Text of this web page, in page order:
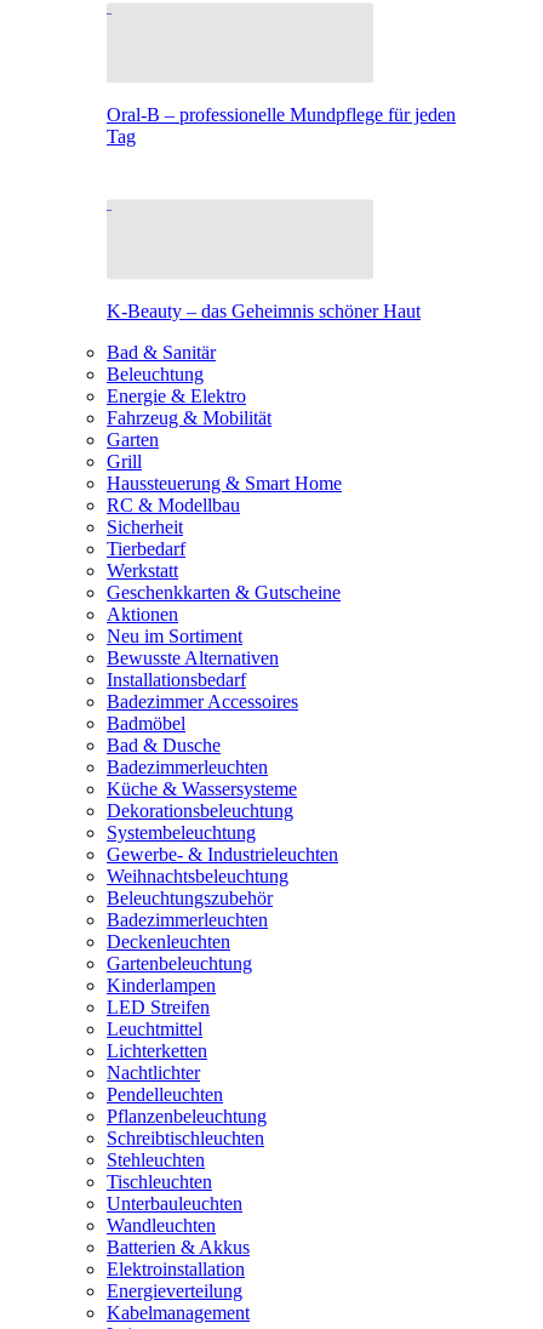
Oral-B – professionelle Mundpflege für jeden
Tag
K-Beauty – das Geheimnis schöner Haut
Bad & Sanitär
Beleuchtung
Energie & Elektro
Fahrzeug & Mobilität
Garten
Grill
Haussteuerung & Smart Home
RC & Modellbau
Sicherheit
Tierbedarf
Werkstatt
Geschenkkarten & Gutscheine
Aktionen
Neu im Sortiment
Bewusste Alternativen
Installationsbedarf
Badezimmer Accessoires
Badmöbel
Bad & Dusche
Badezimmerleuchten
Küche & Wassersysteme
Dekorationsbeleuchtung
Systembeleuchtung
Gewerbe- & Industrieleuchten
Weihnachtsbeleuchtung
Beleuchtungszubehör
Badezimmerleuchten
Deckenleuchten
Gartenbeleuchtung
Kinderlampen
LED Streifen
Leuchtmittel
Lichterketten
Nachtlichter
Pendelleuchten
Pflanzenbeleuchtung
Schreibtischleuchten
Stehleuchten
Tischleuchten
Unterbauleuchten
Wandleuchten
Batterien & Akkus
Elektroinstallation
Energieverteilung
Kabelmanagement